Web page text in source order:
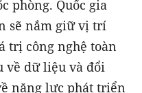
phòng. Quốc gia
sẽ nắm giữ vị trí
trị công nghệ toàn
về dữ liệu và đổi
năng lực phát triển